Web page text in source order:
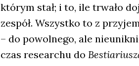
któ­rym stał; i to, ile trwa­ło
zespół. Wszyst­ko to z
– do powol­ne­go, ale
czas rese­ar­chu do